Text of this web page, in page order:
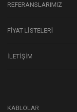
REFERANSLARIMIZ
FİYAT LİSTELERİ
İLETİŞİM
KABLOLAR